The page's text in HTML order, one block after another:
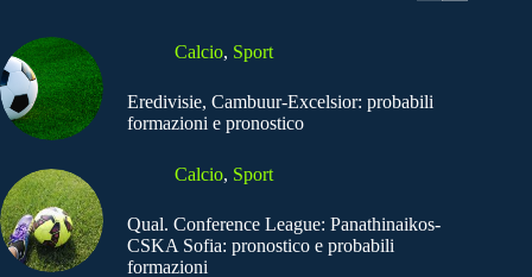
Calcio, Sport
Eredivisie, Cambuur-Excelsior: probabili
formazioni e pronostico
Calcio, Sport
Qual. Conference League: Panathinaikos-
CSKA Sofia: pronostico e probabili
formazioni